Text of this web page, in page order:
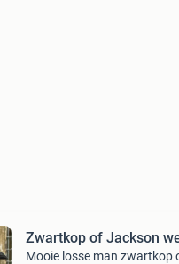
Zwartkop of Jackson
Mooie losse man zwartkop